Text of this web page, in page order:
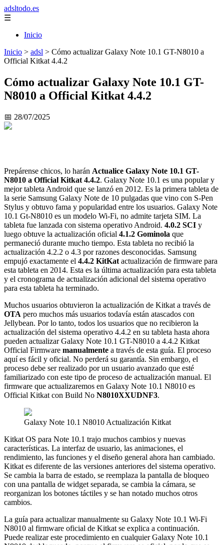
adsltodo.es
☰
Inicio
Inicio > adsl > Cómo actualizar Galaxy Note 10.1 GT-N8010 a
Official Kitkat 4.4.2
Cómo actualizar Galaxy Note 10.1 GT-
N8010 a Official Kitkat 4.4.2
📅 28/07/2025
Prepárense chicos, lo harán Actualice Galaxy Note 10.1 GT-
N8010 a Official Kitkat 4.4.2. Galaxy Note 10.1 es una popular y
mejor tableta Android que se lanzó en 2012. Es la primera tableta de
la serie Samsung Galaxy Note de 10 pulgadas que vino con S-Pen
Stylus y obtuvo fama y popularidad entre los usuarios. Galaxy Note
10.1 Gt-N8010 es un modelo Wi-Fi, no admite tarjeta SIM. La
tableta fue lanzada con sistema operativo Android. 4.0.2 SCI y
luego obtuve la actualización oficial 4.1.2 Gominola que
permaneció durante mucho tiempo. Esta tableta no recibió la
actualización 4.2.2 o 4.3 por razones desconocidas. Samsung
empujó exactamente el 4.4.2 KitKat actualización de firmware para
esta tableta en 2014. Esta es la última actualización para esta tableta
y el cronograma de actualización adicional del sistema operativo
para esta tableta ha terminado.
Muchos usuarios obtuvieron la actualización de Kitkat a través de
OTA pero muchos más usuarios todavía están atascados con
Jellybean. Por lo tanto, todos los usuarios que no recibieron la
actualización del sistema operativo 4.4.2 en su tableta hasta ahora
pueden actualizar Galaxy Note 10.1 GT-N8010 a 4.4.2 Kitkat
Official Firmware manualmente a través de esta guía. El proceso
aquí es fácil y oficial. No perderá su garantía. Sin embargo, el
proceso debe ser realizado por un usuario avanzado que esté
familiarizado con este tipo de proceso de actualización manual. El
firmware que actualizaremos en Galaxy Note 10.1 N8010 es
Official Kitkat con Build No N8010XXUDNF3.
Galaxy Note 10.1 N8010 Actualización Kitkat
Kitkat OS para Note 10.1 trajo muchos cambios y nuevas
características. La interfaz de usuario, las animaciones, el
rendimiento, las funciones y el diseño general ahora han cambiado.
Kitkat es diferente de las versiones anteriores del sistema operativo.
Se cambia la barra de estado, se reemplaza la pantalla de bloqueo
con una pantalla de widget separada, se cambia la cámara, se
reorganizan los botones táctiles y se han notado muchos otros
cambios.
La guía para actualizar manualmente su Galaxy Note 10.1 Wi-Fi
N8010 al firmware oficial de Kitkat se explica a continuación.
Puede realizar este procedimiento en cualquier Galaxy Note 10.1